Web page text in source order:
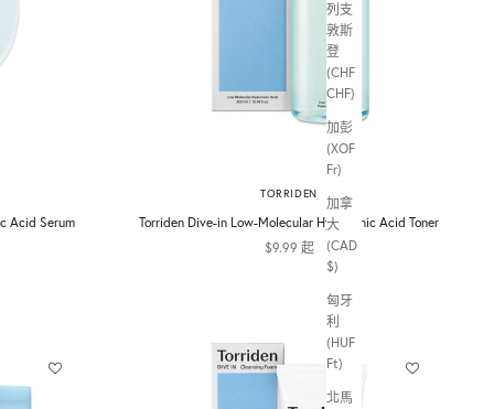
列支
敦斯
登
(CHF
CHF)
加彭
(XOF
Fr)
加拿
大
(CAD
$)
匈牙
利
(HUF
Ft)
北馬
Acid Serum
TORRIDEN
Torriden Dive-in Low-Molecular Hyaluronic Acid Toner
促銷價
$9.99 起